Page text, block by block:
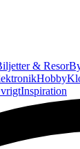
& Resor
Hobby
Inspiration